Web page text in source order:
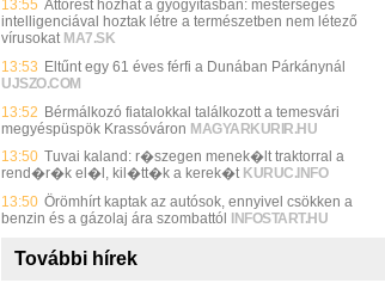
13:55 Áttörést hozhat a gyógyításban: mesterséges
intelligenciával hoztak létre a természetben nem létező
vírusokat MA7.SK
13:53 Eltűnt egy 61 éves férfi a Dunában Párkánynál
UJSZO.COM
13:52 Bérmálkozó fiatalokkal találkozott a temesvári
megyéspüspök Krassóváron MAGYARKURIR.HU
13:50 Tuvai kaland: r�szegen menek�lt traktorral a
rend�r�k el�l, kil�tt�k a kerek�t KURUC.INFO
13:50 Örömhírt kaptak az autósok, ennyivel csökken a
benzin és a gázolaj ára szombattól INFOSTART.HU
További hírek